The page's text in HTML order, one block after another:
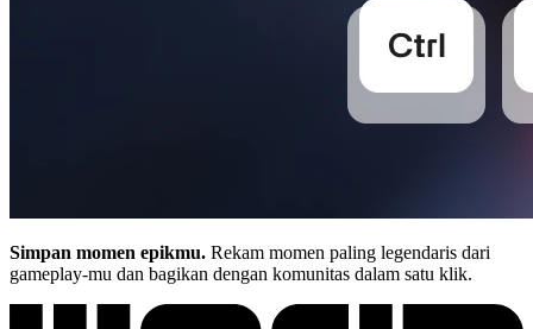
Simpan momen epikmu. Rekam momen paling legendaris dari
gameplay-mu dan bagikan dengan komunitas dalam satu klik.